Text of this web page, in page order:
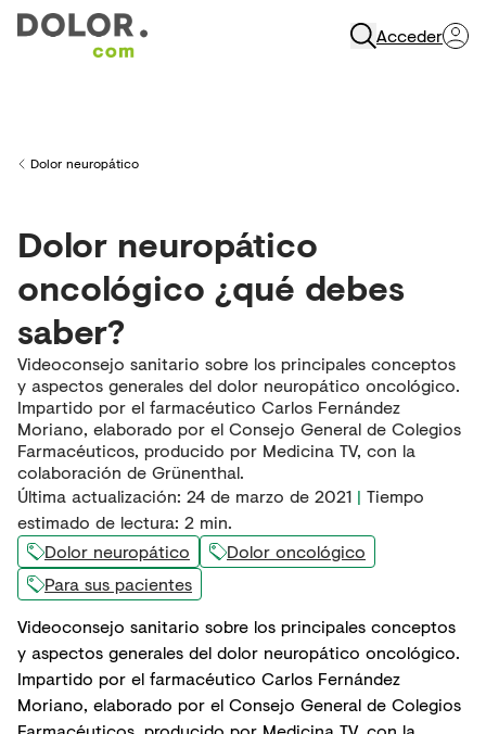
Acceder
Back to
Dolor neuropático
Dolor neuropático
oncológico ¿qué debes
saber?
Videoconsejo sanitario sobre los principales conceptos
y aspectos generales del dolor neuropático oncológico.
Impartido por el farmacéutico Carlos Fernández
Moriano, elaborado por el Consejo General de Colegios
Farmacéuticos, producido por Medicina TV, con la
colaboración de Grünenthal.
Última actualización: 24 de marzo de 2021 | Tiempo
estimado de lectura: 2 min.
Dolor neuropático
Dolor oncológico
Para sus pacientes
Videoconsejo sanitario sobre los principales conceptos
y aspectos generales del dolor neuropático oncológico.
Impartido por el farmacéutico Carlos Fernández
Moriano, elaborado por el Consejo General de Colegios